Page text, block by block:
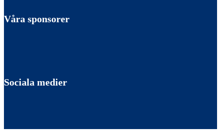
Våra sponsorer
Sociala medier